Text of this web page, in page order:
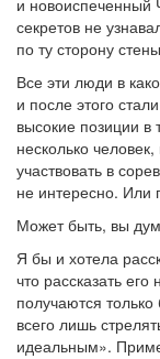
и новоиспеченный
секретов не
по ту сторону
Все эти люди в
и после этого
высокие позиции в
несколько
участвовать в
не интересно. Или
Может быть, вы
Я бы и хотела
что рассказать
получаются
всего лишь
идеальным».